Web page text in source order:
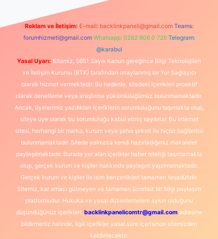
Reklam ve İletişim: E-mail: backlinkpaneli@gmail.com Teams:
forumhizmeti@gmail.com Whatsapp: 0262 606 0 726 Telegram:
@karabul
Yasal Uyarı: Sitemiz, 5651 Sayılı Kanun gereğince Bilgi Teknolojileri
ve İletişim Kurumu (BTK) tarafından onaylanmış bir Yer Sağlayıcı
olarak hizmet vermektedir. Bu nedenle, sitedeki içerikleri proaktif
olarak denetleme veya araştırma yükümlülüğümüz bulunmamaktadır.
Ancak, üyelerimiz yazdıkları içeriklerin sorumluluğunu taşımakta olup,
siteye üye olarak bu sorumluluğu kabul etmiş sayılırlar. Bu internet
sitesi, herhangi bir marka, kurum veya şahıs şirketi ile hiçbir bağlantısı
bulunmamaktadır. Sitede yalnızca kendi hazırladığımız makaleler
paylaşılmaktadır. Burada yer alan içerikler haber niteliği taşımamakta
olup, gerçek kurum ve kişiler hakkında paylaşım yapılmamaktadır.
Gerçek kurum ve kişiler ile isim benzerlikleri tamamen tesadüfidir.
Sitemiz, kar amacı gütmeyen ve tamamen ücretsiz bir bilgi paylaşım
platformudur. Hukuka ve yasal düzenlemelere aykırı olduğunu
düşündüğünüz içerikleri, backlinkpanelicomtr@gmail.comadresine
bildirmeniz halinde, ilgili içerikler yasal süre içerisinde sitemizden
kaldırılacaktır.